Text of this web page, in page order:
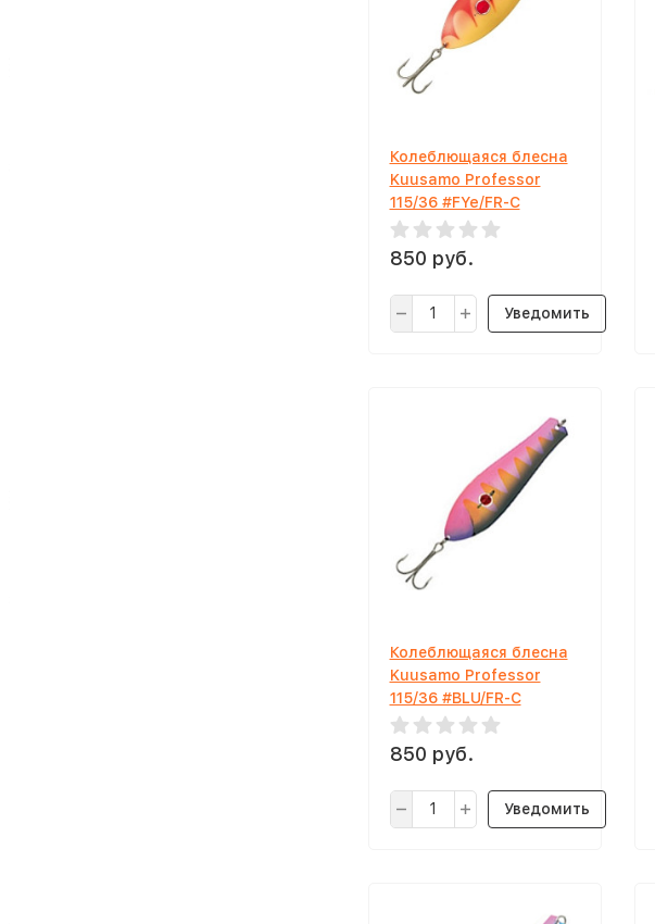
Колеблющаяся блесна
Kuusamo Professor
115/36 #FYe/FR-C
850 руб.
Уведомить
Колеблющаяся блесна
Kuusamo Professor
115/36 #BLU/FR-C
850 руб.
Уведомить